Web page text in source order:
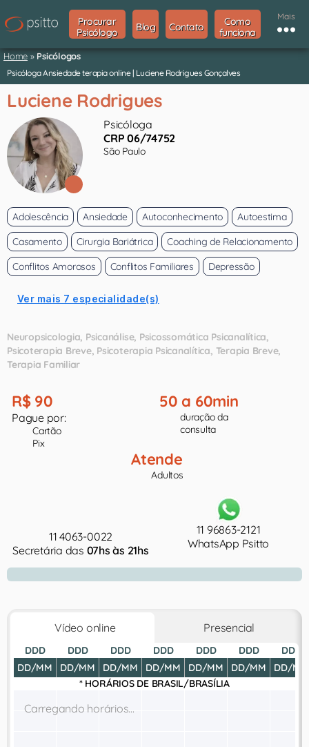
Procurar
Psicólogo
Blog Contato
Como
funciona
Mais
Home » Psicólogos
Psicóloga Ansiedade terapia online | Luciene Rodrigues Gonçalves
Luciene Rodrigues
Psicóloga
CRP 06/74752
São Paulo
Adolescência Ansiedade Autoconhecimento
Autoestima
Casamento
Cirurgia Bariátrica
Coaching de Relacionamento
Conflitos Amorosos
Conflitos Familiares Depressão
Ver mais 7 especialidade(s)
Neuropsicologia Psicanálise Psicossomática Psicanalítica
Psicoterapia Breve Psicoterapia Psicanalítica Terapia Breve
Terapia Familiar
R$ 90
Pague por:
Cartão
Pix
50 a 60min
duração da
consulta
Atende
Adultos
11 4063-0022
Secretária das 07hs às 21hs
11 96863-2121
WhatsApp Psitto
Vídeo online Presencial
DDD
DD/MM
DDD
DD/MM
DDD
DD/MM
DDD
DD/MM
DDD
DD/MM
DDD
DD/MM
DDD
DD/MM
* HORÁRIOS DE BRASIL/BRASÍLIA
Carregando horários...